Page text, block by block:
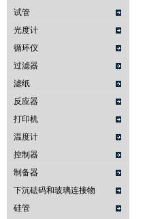
试管
光度计
循环仪
过滤器
滤纸
反应器
打印机
温度计
控制器
制备器
下沉砝码和玻璃连接物
硅管